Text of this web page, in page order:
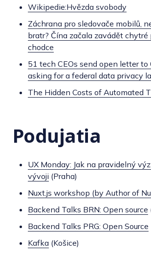
Wikipedie:Hvězda svobody
Záchrana pro sledovače mobilů,
bratr? Čína začala zavádět chytré
chodce
51 tech CEOs send open letter to
asking for a federal data privacy
The Hidden Costs of Automated
Podujatia
UX Monday: Jak na pravidelný
vývoji (Praha)
Nuxt.js workshop (by Author of
Backend Talks BRN: Open source
Backend Talks PRG: Open Source
Kafka(Košice)